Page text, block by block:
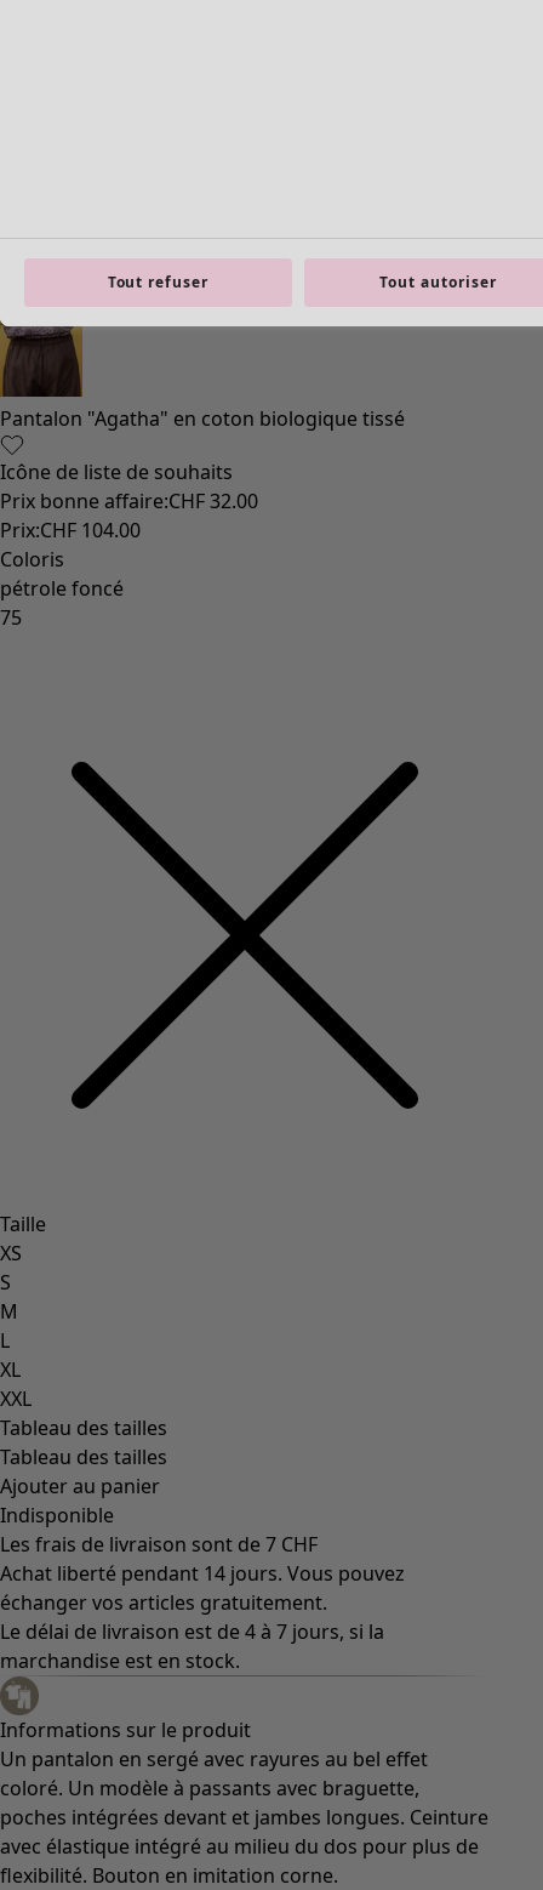
Pantalon "Agatha" en coton biologique tissé
Icône de liste de souhaits
Prix bonne affaire:CHF 32.00
Prix:CHF 104.00
Coloris
pétrole foncé
75
Taille
XS
S
M
L
XL
XXL
Tableau des tailles
Tableau des tailles
Ajouter au panier
Indisponible
Les frais de livraison sont de 7 CHF
Achat liberté pendant 14 jours. Vous pouvez
échanger vos articles gratuitement.
Le délai de livraison est de 4 à 7 jours, si la
marchandise est en stock.
Informations sur le produit
Un pantalon en sergé avec rayures au bel effet
coloré. Un modèle à passants avec braguette,
poches intégrées devant et jambes longues. Ceinture
avec élastique intégré au milieu du dos pour plus de
flexibilité. Bouton en imitation corne.
Tout refuser Tout autoriser